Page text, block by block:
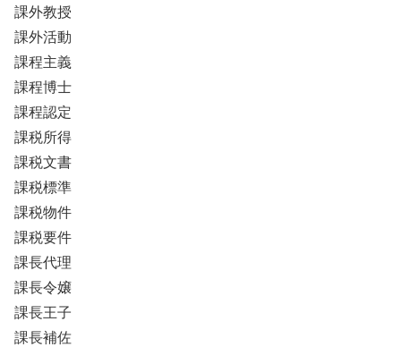
課外教授
課外活動
課程主義
課程博士
課程認定
課税所得
課税文書
課税標準
課税物件
課税要件
課長代理
課長令嬢
課長王子
課長補佐